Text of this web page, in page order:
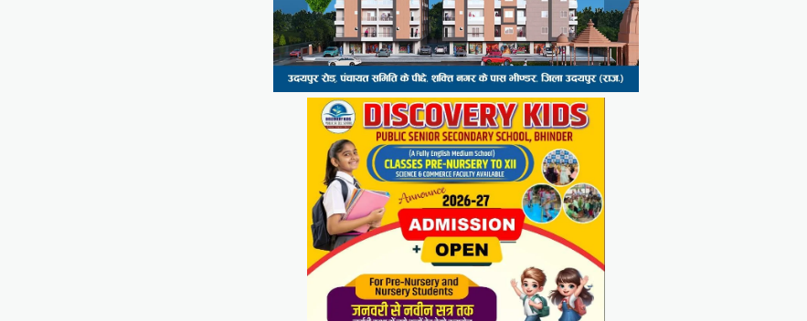
Facebook
EmailWhatsApp
Reddit
X
दूरसंचार सलाहकार समिति की बैठक
April 22, 2026
मेवाड़ी खबर@उदयपुर।दूर संचार सलाहकार समिति की
बैठक बुधवार को भारत संचार निगम लिमिटेड बीएसएनएल के
WhatsApp
Reddit
X